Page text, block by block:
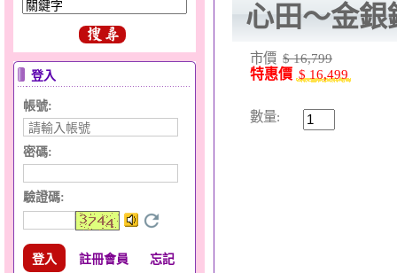
登入
帳號:
密碼:
驗證碼:
註冊會員
忘記
心田～金銀
市價 $ 16,799
特惠價 $ 16,499
數量: